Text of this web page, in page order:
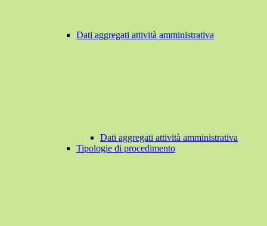
Dati aggregati attività amministrativa
Dati aggregati attività amministrativa
Tipologie di procedimento